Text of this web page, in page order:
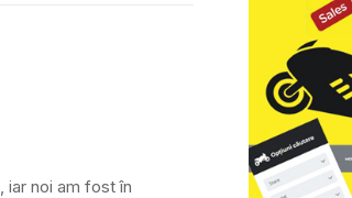
iar noi am fost în